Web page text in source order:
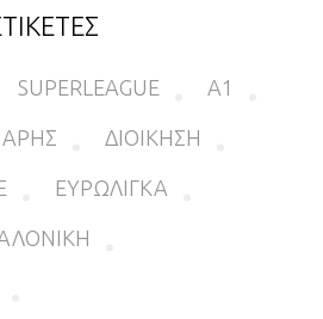
SUPERLEAGUE Α1
ΑΡΗΣ ΔΙΟΙΚΗΣΗ
ΕΥΡΩΛΙΓΚΑ